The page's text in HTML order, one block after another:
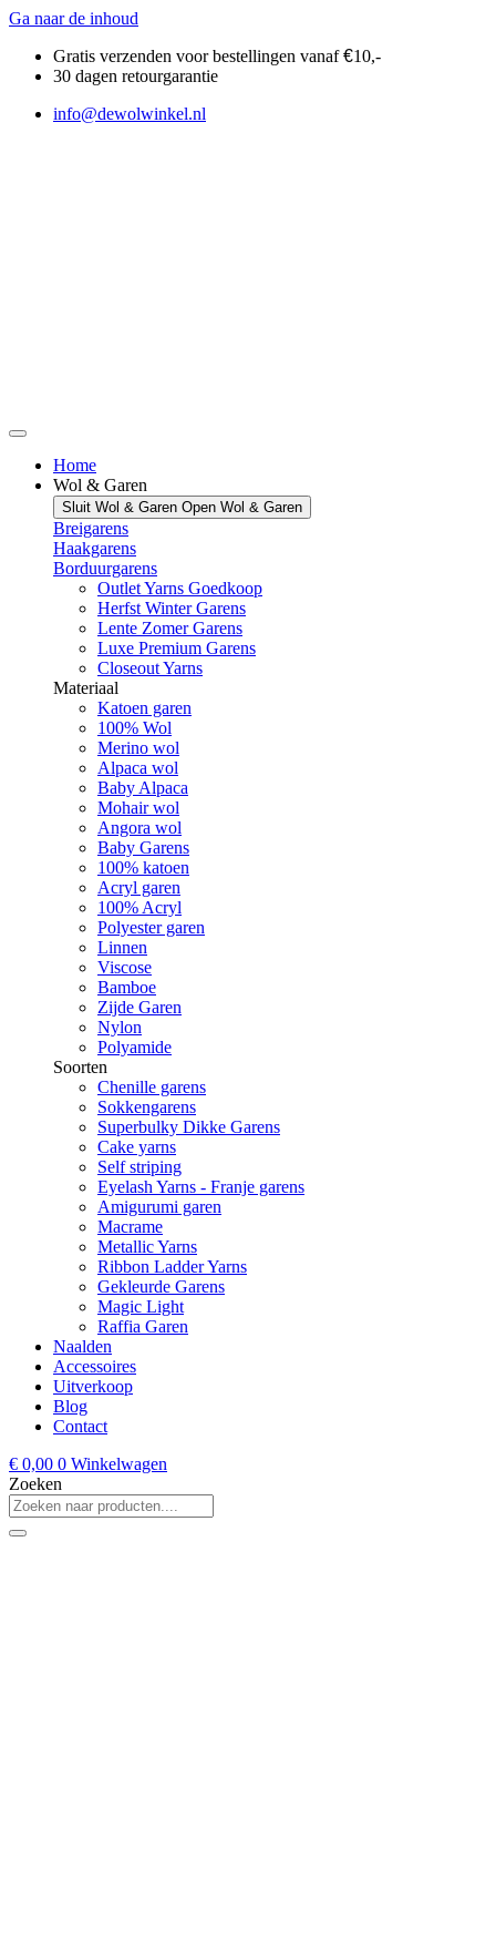
Ga naar de inhoud
Gratis verzenden voor bestellingen vanaf€10,-
30 dagen retourgarantie
info@dewolwinkel.nl
Home
Wol & Garen
Sluit Wol & Garen Open Wol & Garen
Breigarens
Haakgarens
Borduurgarens
Outlet Yarns Goedkoop
Herfst Winter Garens
Lente Zomer Garens
Luxe Premium Garens
Closeout Yarns
Materiaal
Katoen garen
100% Wol
Merino wol
Alpaca wol
Baby Alpaca
Mohair wol
Angora wol
Baby Garens
100% katoen
Acryl garen
100% Acryl
Polyester garen
Linnen
Viscose
Bamboe
Zijde Garen
Nylon
Polyamide
Soorten
Chenille garens
Sokkengarens
Superbulky Dikke Garens
Cake yarns
Self striping
Eyelash Yarns - Franje garens
Amigurumi garen
Macrame
Metallic Yarns
Ribbon Ladder Yarns
Gekleurde Garens
Magic Light
Raffia Garen
Naalden
Accessoires
Uitverkoop
Blog
Contact
€ 0,00 0 Winkelwagen
Zoeken